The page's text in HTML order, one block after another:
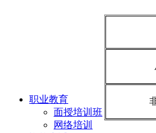
职业教育
面授培训班
网络培训